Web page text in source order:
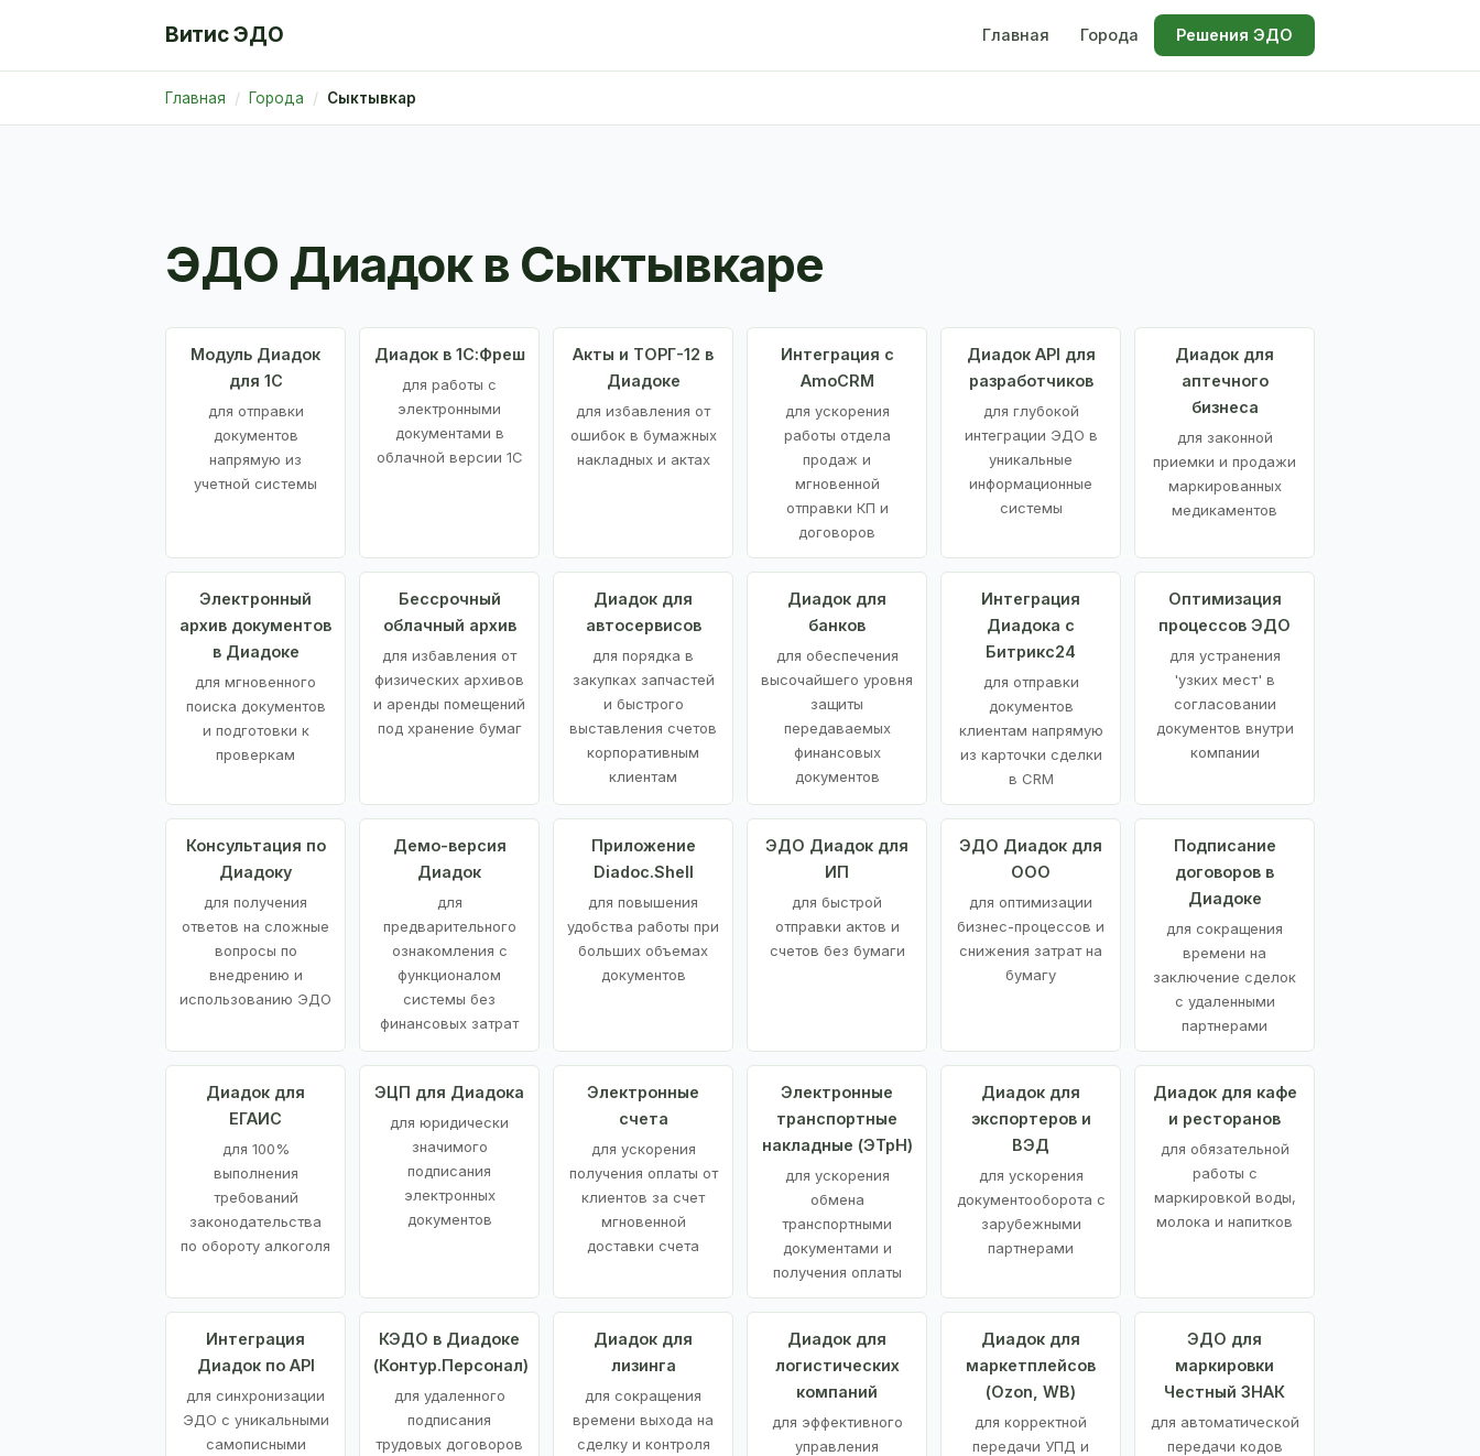
Витис ЭДО Главная Города Решения ЭДО
Главная Города Сыктывкар
ЭДО Диадок в Сыктывкаре
Модуль Диадок
для 1С
для отправки
документов
напрямую из
учетной системы
Диадок в 1С:Фреш
для работы с
электронными
документами в
облачной версии 1С
Акты и ТОРГ-12 в
Диадоке
для избавления от
ошибок в бумажных
накладных и актах
Интеграция с
AmoCRM
для ускорения
работы отдела
продаж и
мгновенной
отправки КП и
договоров
Диадок API для
разработчиков
для глубокой
интеграции ЭДО в
уникальные
информационные
системы
Диадок для
аптечного
бизнеса
для законной
приемки и продажи
маркированных
медикаментов
Электронный
архив документов
в Диадоке
для мгновенного
поиска документов
и подготовки к
проверкам
Бессрочный
облачный архив
для избавления от
физических архивов
и аренды помещений
под хранение бумаг
Диадок для
автосервисов
для порядка в
закупках запчастей
и быстрого
выставления счетов
корпоративным
клиентам
Диадок для
банков
для обеспечения
высочайшего уровня
защиты
передаваемых
финансовых
документов
Интеграция
Диадока с
Битрикс24
для отправки
документов
клиентам напрямую
из карточки сделки
в CRM
Оптимизация
процессов ЭДО
для устранения
'узких мест' в
согласовании
документов внутри
компании
Консультация по
Диадоку
для получения
ответов на сложные
вопросы по
внедрению и
использованию ЭДО
Демо-версия
Диадок
для
предварительного
ознакомления с
функционалом
системы без
финансовых затрат
Приложение
Diadoc.Shell
для повышения
удобства работы при
больших объемах
документов
ЭДО Диадок для
ИП
для быстрой
отправки актов и
счетов без бумаги
ЭДО Диадок для
ООО
для оптимизации
бизнес-процессов и
снижения затрат на
бумагу
Подписание
договоров в
Диадоке
для сокращения
времени на
заключение сделок
с удаленными
партнерами
Диадок для
ЕГАИС
для 100%
выполнения
требований
законодательства
по обороту алкоголя
ЭЦП для Диадока
для юридически
значимого
подписания
электронных
документов
Электронные
счета
для ускорения
получения оплаты от
клиентов за счет
мгновенной
доставки счета
Электронные
транспортные
накладные (ЭТрН)
для ускорения
обмена
транспортными
документами и
получения оплаты
Диадок для
экспортеров и
ВЭД
для ускорения
документооборота с
зарубежными
партнерами
Диадок для кафе
и ресторанов
для обязательной
работы с
маркировкой воды,
молока и напитков
Интеграция
Диадок по API
для синхронизации
ЭДО с уникальными
самописными
КЭДО в Диадоке
(Контур.Персонал)
для удаленного
подписания
трудовых договоров
Диадок для
лизинга
для сокращения
времени выхода на
сделку и контроля
Диадок для
логистических
компаний
для эффективного
управления
Диадок для
маркетплейсов
(Ozon, WB)
для корректной
передачи УПД и
ЭДО для
маркировки
Честный ЗНАК
для автоматической
передачи кодов